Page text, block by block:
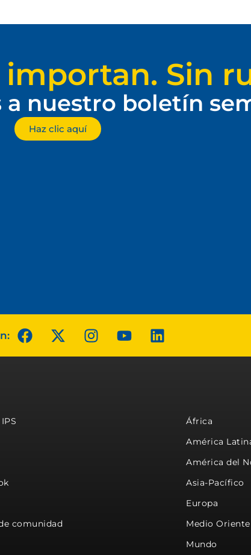
Sin
nuestro boletín
Haz clic aquí
comunidad
África
América
América del
Asia-Pacífico
Europa
Medio
Mundo